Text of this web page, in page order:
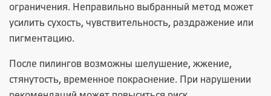
ограничения. Неправильно выбранный метод может
усилить сухость, чувствительность, раздражение или
пигментацию.
После пилингов возможны шелушение, жжение,
стянутость, временное покраснение. При нарушении